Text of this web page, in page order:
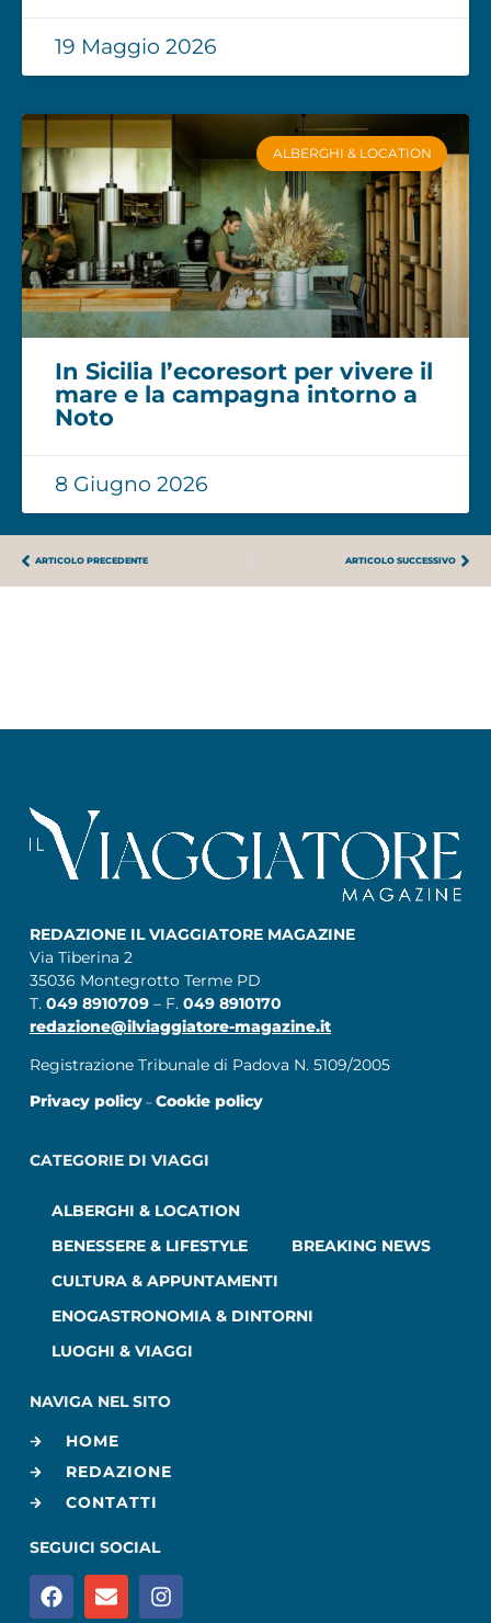
19 Maggio 2026
ALBERGHI & LOCATION
In Sicilia l’ecoresort per vivere il
mare e la campagna intorno a
Noto
8 Giugno 2026
ARTICOLO PRECEDENTE ARTICOLO SUCCESSIVO
REDAZIONE IL VIAGGIATORE MAGAZINE
Via Tiberina 2
35036 Montegrotto Terme PD
T. 049 8910709 – F. 049 8910170
redazione@ilviaggiatore-magazine.it
Registrazione Tribunale di Padova N. 5109/2005
Privacy policy– Cookie policy
CATEGORIE DI VIAGGI
ALBERGHI & LOCATION
BENESSERE & LIFESTYLE
BREAKING NEWS
CULTURA & APPUNTAMENTI
ENOGASTRONOMIA & DINTORNI
LUOGHI & VIAGGI
NAVIGA NEL SITO
HOME
REDAZIONE
CONTATTI
SEGUICI SOCIAL